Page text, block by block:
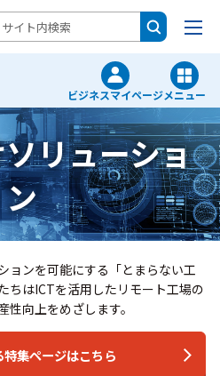
ビジネスマイページメニュー
リューショ
ン
ョンを可能にする「とまらない工
ちはICTを活用したリモート工場の
向上をめざします。
集ページはこちら